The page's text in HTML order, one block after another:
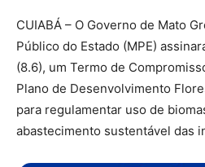
CUIABÁ – O Governo de Mato
Público do Estado (MPE)
(8.6), um Termo de
Plano de Desenvolvimento
para regulamentar uso de
abastecimento sustentável das